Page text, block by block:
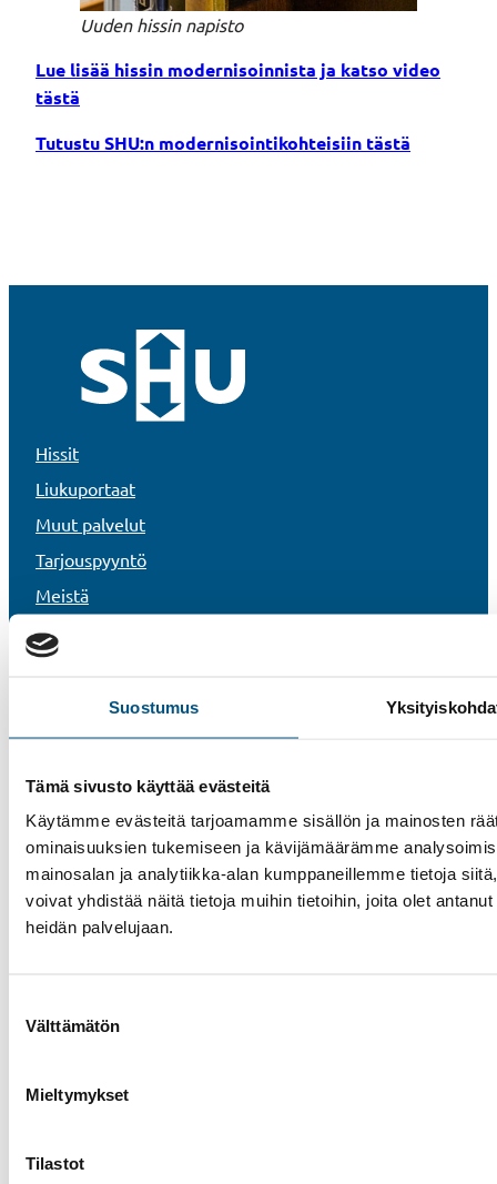
Suostumus
Tämä sivusto käyttää evästeitä
Käytämme evästeitä tarjoamamme sisällön ja mainosten
ominaisuuksien tukemiseen ja kävijämäärämme
mainosalan ja analytiikka-alan kumppaneillemme tietoja
voivat yhdistää näitä tietoja muihin tietoihin, joita olet
heidän palvelujaan.
valinta
Välttämätön
Mieltymykset
Tilastot
Uuden hissin napisto
Lue lisää hissin modernisoinnista ja katso video
tästä
Tutustu SHU:n modernisointikohteisiin tästä
Hissit
Liukuportaat
Muut palvelut
Tarjouspyyntö
Meistä
Yhteystiedot
Työpaikat
Referenssit
UKK
Rekisteri- ja tietosuojaseloste
Tietoa evästeistä
Whistleblower-kanava